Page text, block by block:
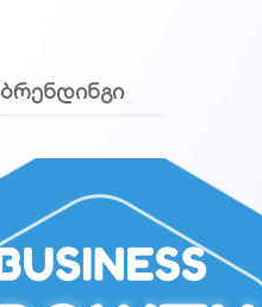
ბრენდინგი